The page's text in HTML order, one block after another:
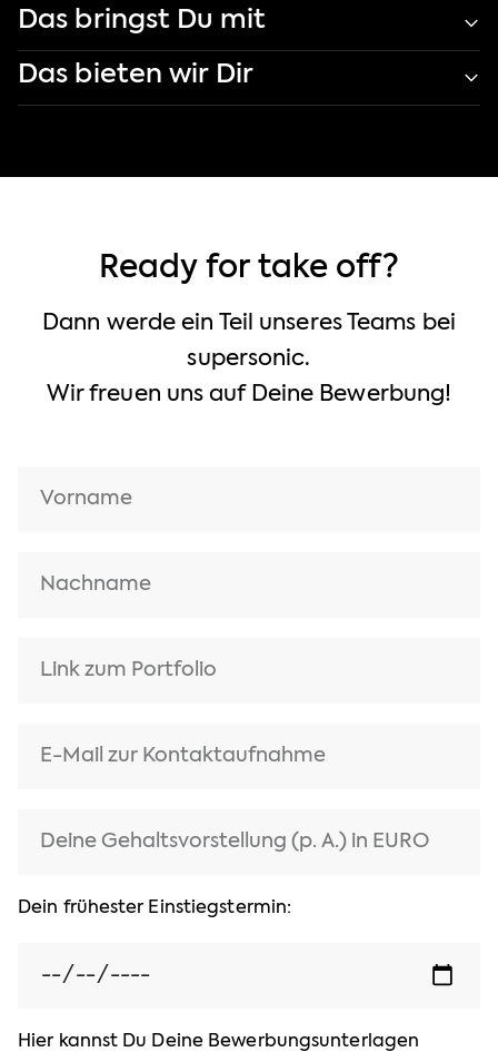
Das bringst Du mit
Das bieten wir Dir
Ready for take off?
Dann werde ein Teil unseres Teams bei
supersonic.
Wir freuen uns auf Deine Bewerbung!
Dein frühester Einstiegstermin:
Hier kannst Du Deine Bewerbungsunterlagen